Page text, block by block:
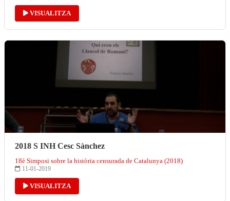
VISUALITZA
2018 S INH Cesc Sànchez
18è Simposi sobre la història censurada de Catalunya (2018)
11-01-2019
VISUALITZA